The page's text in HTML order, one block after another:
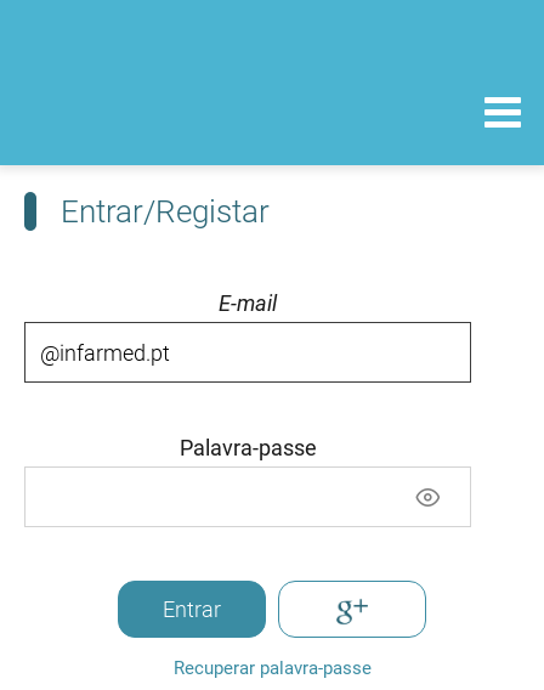
Entrar/Registar
E-mail
Palavra-passe
Entrar
Recuperar palavra-passe